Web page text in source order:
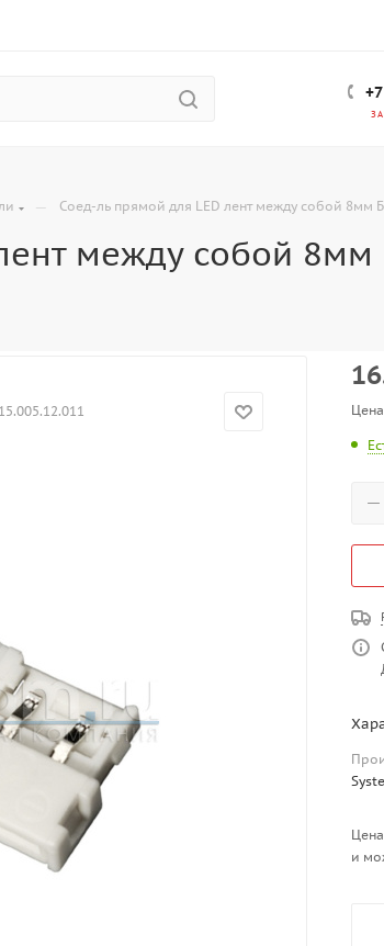
— Соед-ль прямой для LED лент между собой 8мм
между собой 8мм
15.005.12.011
и